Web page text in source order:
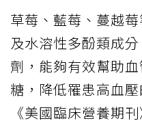
草莓、藍莓、蔓越
及水溶性多酚類成
劑，能夠有效幫助
糖，降低罹患高血
《美國臨床營養期